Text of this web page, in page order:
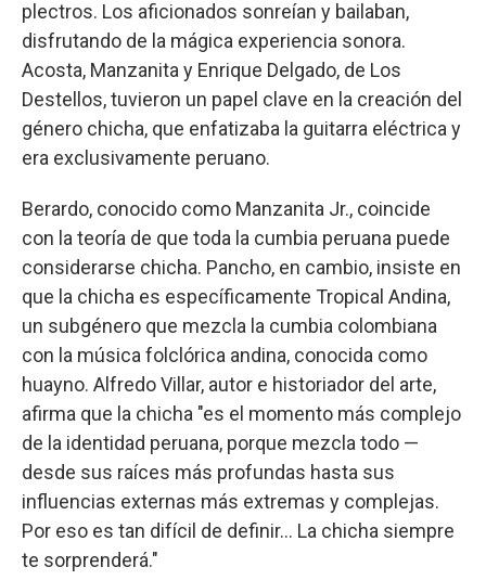
plectros. Los aficionados sonreían y bailaban,
disfrutando de la mágica experiencia sonora.
Acosta, Manzanita y Enrique Delgado, de Los
Destellos, tuvieron un papel clave en la creación del
género chicha, que enfatizaba la guitarra eléctrica y
era exclusivamente peruano.
Berardo, conocido como Manzanita Jr., coincide
con la teoría de que toda la cumbia peruana puede
considerarse chicha. Pancho, en cambio, insiste en
que la chicha es específicamente Tropical Andina,
un subgénero que mezcla la cumbia colombiana
con la música folclórica andina, conocida como
huayno. Alfredo Villar, autor e historiador del arte,
afirma que la chicha "es el momento más complejo
de la identidad peruana, porque mezcla todo —
desde sus raíces más profundas hasta sus
influencias externas más extremas y complejas.
Por eso es tan difícil de definir… La chicha siempre
te sorprenderá."